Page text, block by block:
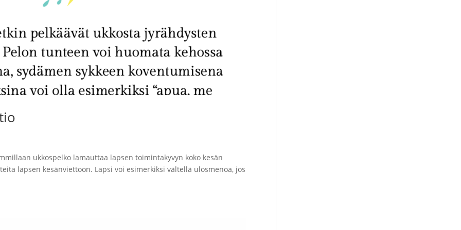
ukkospelko lamauttaa lapsen toimintakyvyn koko kesän
lapsen kesänviettoon. Lapsi voi esimerkiksi vältellä ulosmenoa, jos